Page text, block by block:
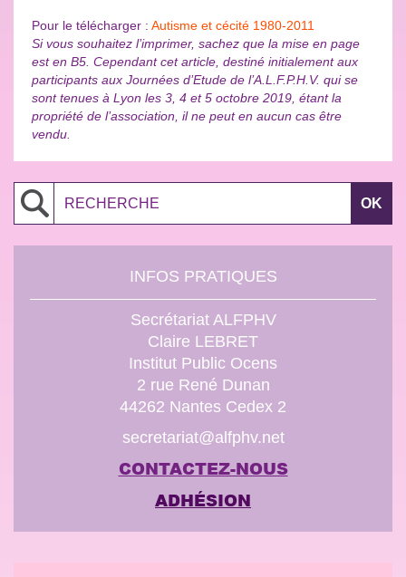
Pour le télécharger : Autisme et cécité 1980-2011
Si vous souhaitez l’imprimer, sachez que la mise en page
est en B5. Cependant cet article, destiné initialement aux
participants aux Journées d’Etude de l’A.L.F.P.H.V. qui se
sont tenues à Lyon les 3, 4 et 5 octobre 2019, étant la
propriété de l’association, il ne peut en aucun cas être
vendu.
INFOS PRATIQUES
Secrétariat ALFPHV
Claire LEBRET
Institut Public Ocens
2 rue René Dunan
44262 Nantes Cedex 2
secretariat@alfphv.net
CONTACTEZ-NOUS
ADHÉSION